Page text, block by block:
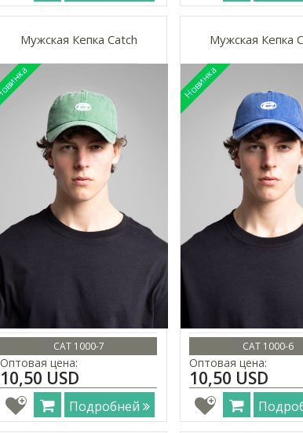
Мужская Кепка Catch
CAT 1000-7
Оптовая цена:
10,50 USD
Подробней
Мужская Кепка
CAT 1000-6
Оптовая цена:
10,50 USD